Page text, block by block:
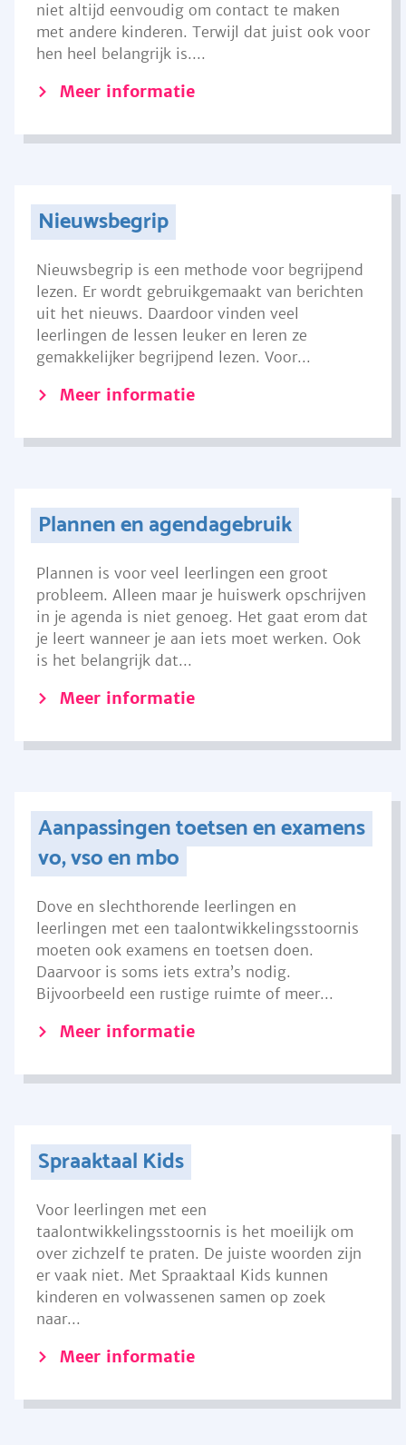
niet altijd eenvoudig om contact te maken
met andere kinderen. Terwijl dat juist ook voor
hen heel belangrijk is....
Meer informatie
Nieuwsbegrip
Nieuwsbegrip is een methode voor begrijpend
lezen. Er wordt gebruikgemaakt van berichten
uit het nieuws. Daardoor vinden veel
leerlingen de lessen leuker en leren ze
gemakkelijker begrijpend lezen. Voor...
Meer informatie
Plannen en agendagebruik
Plannen is voor veel leerlingen een groot
probleem. Alleen maar je huiswerk opschrijven
in je agenda is niet genoeg. Het gaat erom dat
je leert wanneer je aan iets moet werken. Ook
is het belangrijk dat...
Meer informatie
Aanpassingen toetsen en examens
vo, vso en mbo
Dove en slechthorende leerlingen en
leerlingen met een taalontwikkelingsstoornis
moeten ook examens en toetsen doen.
Daarvoor is soms iets extra’s nodig.
Bijvoorbeeld een rustige ruimte of meer...
Meer informatie
Spraaktaal Kids
Voor leerlingen met een
taalontwikkelingsstoornis is het moeilijk om
over zichzelf te praten. De juiste woorden zijn
er vaak niet. Met Spraaktaal Kids kunnen
kinderen en volwassenen samen op zoek
naar...
Meer informatie